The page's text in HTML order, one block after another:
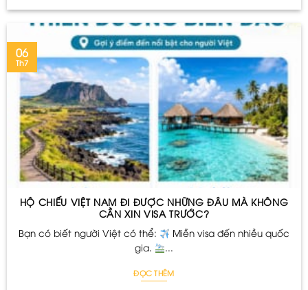
HỘ CHIẾU VIỆT NAM ĐI ĐƯỢC NHỮNG ĐÂU MÀ KHÔNG
CẦN XIN VISA TRƯỚC?
Bạn có biết người Việt có thể:
Miễn visa đến nhiều quốc
gia.
...
ĐỌC THÊM
06
Th7